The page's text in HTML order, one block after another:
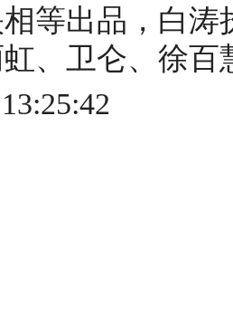
等出品，白
、卫仑、徐